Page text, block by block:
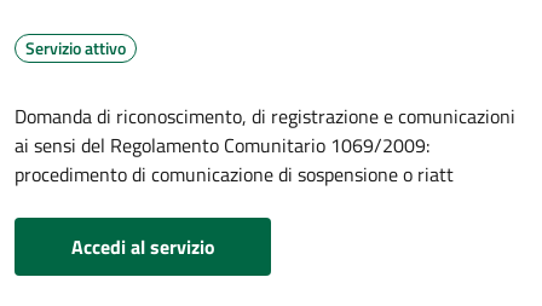
Servizio attivo
Domanda di riconoscimento, di registrazione e comunicazioni
ai sensi del Regolamento Comunitario 1069/2009:
procedimento di comunicazione di sospensione o riatt
Accedi al servizio